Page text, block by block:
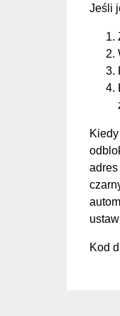
Jeśli
adres
Kod